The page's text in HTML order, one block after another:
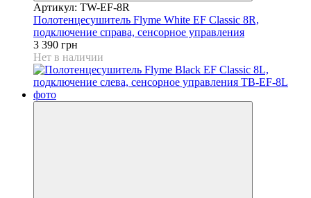
Артикул: TW-EF-8R
Полотенцесушитель Flyme White EF Classic 8R,
подключение справа, сенсорное управления
3 390 грн
Нет в наличии